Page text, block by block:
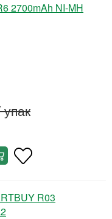
2700mAh NI-MH
R03